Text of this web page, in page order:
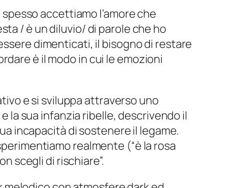
accettiamo l’amore che
/ è un diluvio/ di parole che ho
essere dimenticati, il bisogno di restare
è il modo in cui le emozioni
e si sviluppa attraverso uno
la sua infanzia ribelle, descrivendo il
incapacità di sostenere il legame.
realmente (“è la rosa
scegli di rischiare”.